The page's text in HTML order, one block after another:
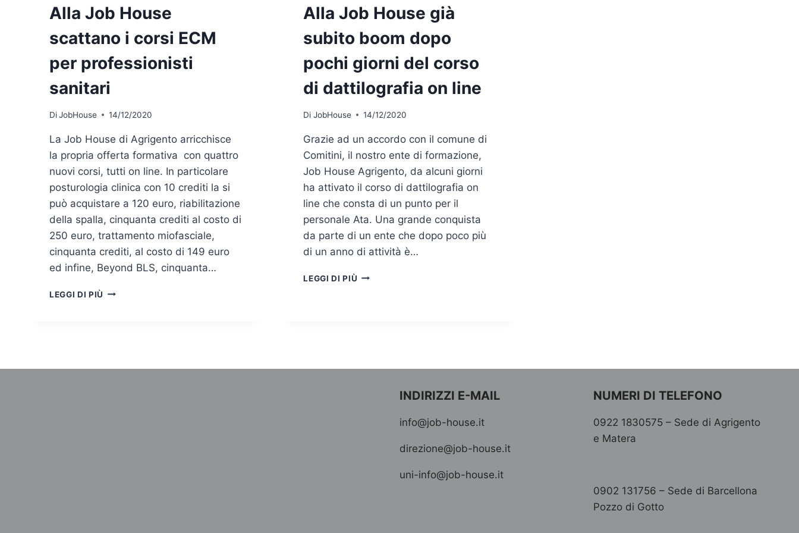
Alla Job House
scattano i corsi ECM
per professionisti
sanitari
DiJobHouse 14/12/2020
La Job House di Agrigento arricchisce
la propria offerta formativa con quattro
nuovi corsi, tutti on line. In particolare
posturologia clinica con 10 crediti la si
può acquistare a 120 euro, riabilitazione
della spalla, cinquanta crediti al costo di
250 euro, trattamento miofasciale,
cinquanta crediti, al costo di 149 euro
ed infine, Beyond BLS, cinquanta…
LEGGI DI PIÙ ALLA
Alla Job House già
subito boom dopo
pochi giorni del corso
di dattilografia on line
Di JobHouse 14/12/2020
Grazie ad un accordo con il comune di
Comitini, il nostro ente di formazione,
Job House Agrigento, da alcuni giorni
ha attivato il corso di dattilografia on
line che consta di un punto per il
personale Ata. Una grande conquista
da parte di un ente che dopo poco più
di un anno di attività è…
LEGGI DI PIÙ ALLA
DATTILOGRAFIA
INDIRIZZI E-MAIL
info@job-house.it
direzione@job-house.it
uni-info@job-house.it
NUMERI DI TELEFONO
0922 1830575 – Sede di Agrigento
e Matera
0902 131756 – Sede di Barcellona
Pozzo di Gotto